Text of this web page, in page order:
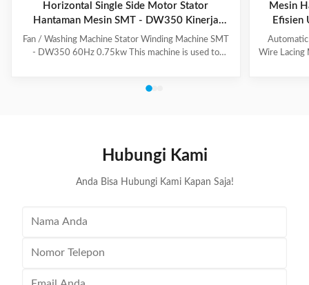
Horizontal Single Side Motor Stator
Hantaman Mesin SMT - DW350 Kinerja
Tinggi
Fan / Washing Machine Stator Winding Machine SMT
- DW350 60Hz 0.75kw This machine is used to
the necessary data. With easy and convenient tooling
motor.Horizontal Winding Inserting
Mesin
Efisien
Automatic
Wire Lacing
Hubungi Kami
Anda Bisa Hubungi Kami Kapan Saja!